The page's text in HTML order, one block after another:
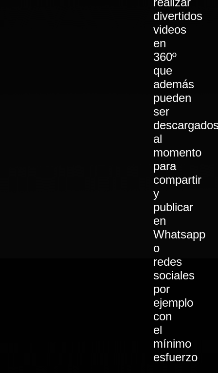
divertidos
videos
en
360º
que
además
pueden
ser
al
momento
para
compartir
y
publicar
en
Whatsapp
o
redes
sociales
por
ejemplo
con
el
mínimo
esfuerzo